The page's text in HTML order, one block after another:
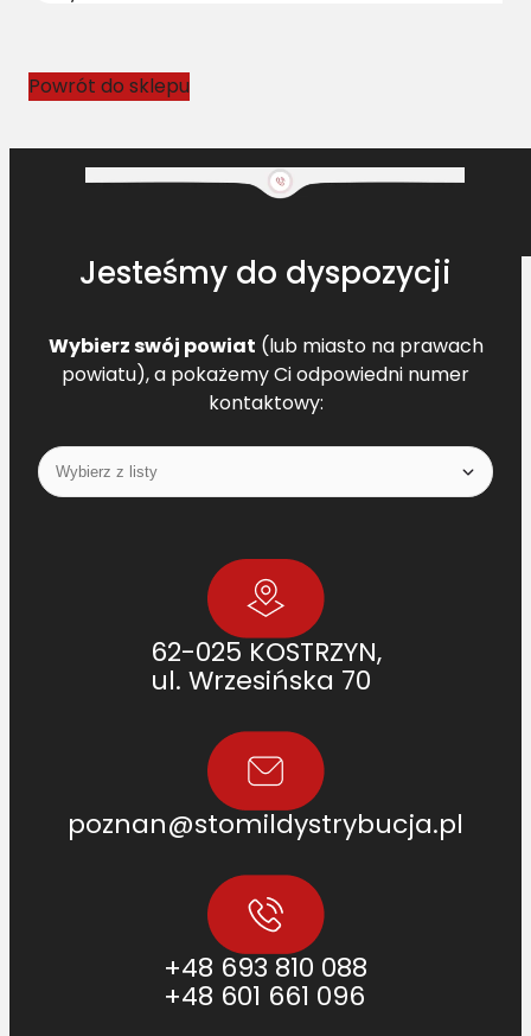
3
9
Powrót do sklepu
Jesteśmy do dyspozycji
Wybierz swój powiat (lub miasto na prawach
powiatu), a pokażemy Ci odpowiedni numer
kontaktowy:
62-025 KOSTRZYN,
ul. Wrzesińska 70
poznan@stomildystrybucja.pl
+48 693 810 088
+48 601 661 096